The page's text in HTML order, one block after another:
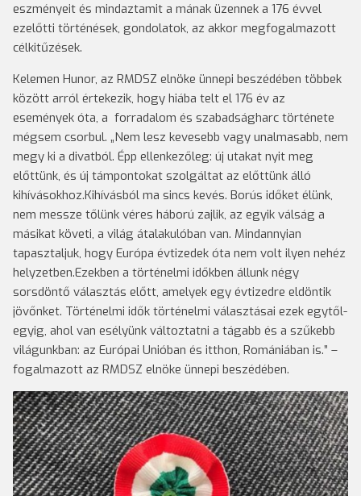
eszményeit és mindaztamit a mának üzennek a 176 évvel
ezelőtti történések, gondolatok, az akkor megfogalmazott
célkitűzések.
Kelemen Hunor, az RMDSZ elnöke ünnepi beszédében többek
között arról értekezik, hogy hiába telt el 176 év az
események óta, a forradalom és szabadságharc története
mégsem csorbul. „Nem lesz kevesebb vagy unalmasabb, nem
megy ki a divatból. Épp ellenkezőleg: új utakat nyit meg
előttünk, és új támpontokat szolgáltat az előttünk álló
kihívásokhoz.Kihívásból ma sincs kevés. Borús időket élünk,
nem messze tőlünk véres háború zajlik, az egyik válság a
másikat követi, a világ átalakulóban van. Mindannyian
tapasztaljuk, hogy Európa évtizedek óta nem volt ilyen nehéz
helyzetben.Ezekben a történelmi időkben állunk négy
sorsdöntő választás előtt, amelyek egy évtizedre eldöntik
jövőnket. Történelmi idők történelmi választásai ezek egytől-
egyig, ahol van esélyünk változtatni a tágabb és a szűkebb
világunkban: az Európai Unióban és itthon, Romániában is.” –
fogalmazott az RMDSZ elnöke ünnepi beszédében.